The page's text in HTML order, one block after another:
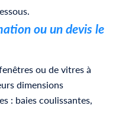
ou un devis le
ou de vitres à
dimensions
: baies coulissantes,